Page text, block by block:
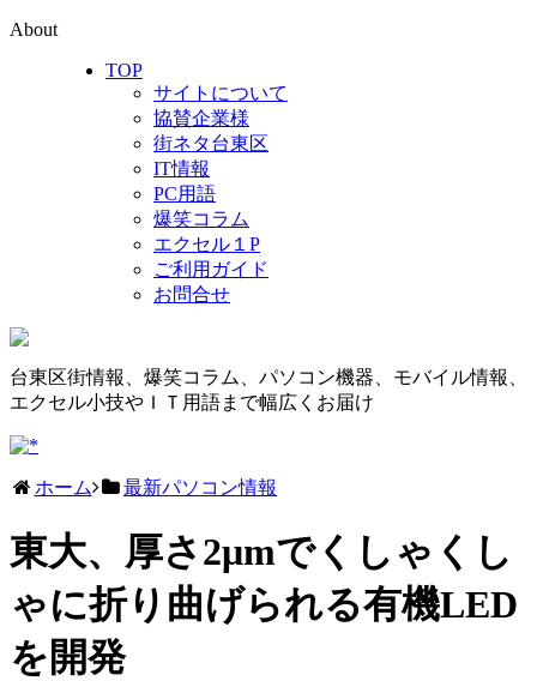
About
TOP
サイトについて
協賛企業様
街ネタ台東区
IT情報
PC用語
爆笑コラム
エクセル１P
ご利用ガイド
お問合せ
台東区街情報、爆笑コラム、パソコン機器、モバイル情報、
エクセル小技やＩＴ用語まで幅広くお届け
ホーム 最新パソコン情報
東大、厚さ2μmでくしゃくし
ゃに折り曲げられる有機LED
を開発